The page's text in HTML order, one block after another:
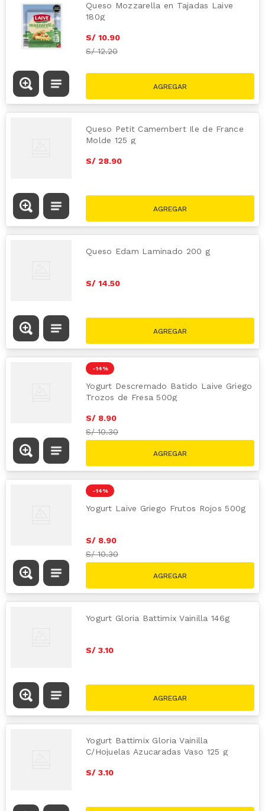
Queso Mozzarella en Tajadas Laive
180g
S/ 10.90
S/12.20
Queso Petit Camembert Ile de France
Molde 125 g
S/ 28.90
Queso Edam Laminado 200 g
S/ 14.50
-14 %
Yogurt Descremado Batido Laive Griego
Trozos de Fresa 500g
S/ 8.90
S/10.30
-14 %
Yogurt Laive Griego Frutos Rojos 500g
S/ 8.90
S/10.30
Yogurt Gloria Battimix Vainilla 146g
S/ 3.10
Yogurt Battimix Gloria Vainilla
C/Hojuelas Azucaradas Vaso 125 g
S/ 3.10